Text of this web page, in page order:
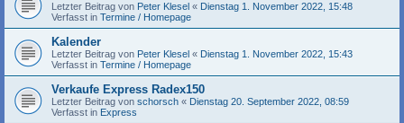
Letzter Beitrag von Peter Klesel « Dienstag 1. November 2022, 15:48
Verfasst in Termine / Homepage
Kalender
Letzter Beitrag von Peter Klesel « Dienstag 1. November 2022, 15:43
Verfasst in Termine / Homepage
Verkaufe Express Radex150
Letzter Beitrag von schorsch « Dienstag 20. September 2022, 08:59
Verfasst in Express